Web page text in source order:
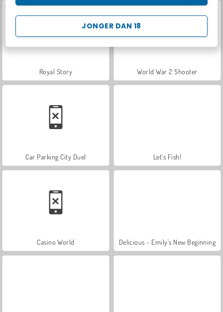
JONGER DAN 18
Royal Story World War 2 Shooter
Car Parking City Duel Let's Fish!
Casino World Delicious - Emily's New Beginning